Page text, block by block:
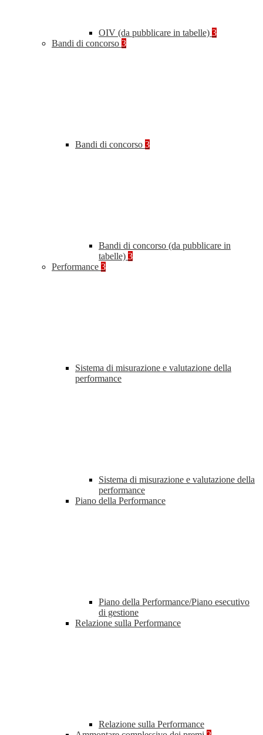
OIV (da pubblicare in tabelle) 3
Bandi di concorso 3
Bandi di concorso 3
Bandi di concorso (da pubblicare in
tabelle) 3
Performance 3
Sistema di misurazione e valutazione della
performance
Sistema di misurazione e valutazione della
performance
Piano della Performance
Piano della Performance/Piano esecutivo
di gestione
Relazione sulla Performance
Relazione sulla Performance